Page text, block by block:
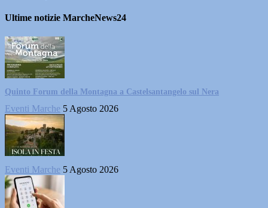
Ultime notizie MarcheNews24
Quinto Forum della Montagna a Castelsantangelo sul Nera
Eventi Marche 5 Agosto 2026
Eventi Marche 5 Agosto 2026